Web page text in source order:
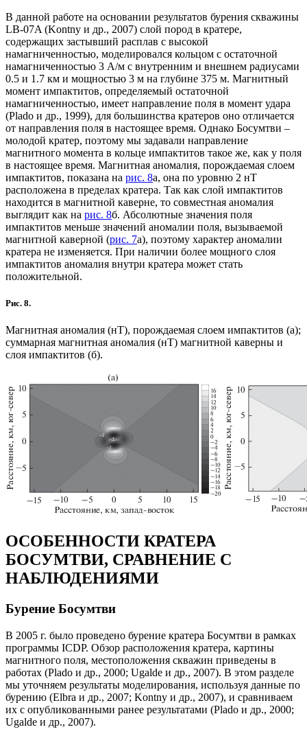
В данной работе на основании результатов бурения скважины
LB-07A (Kontny и др., 2007) слой пород в кратере,
содержащих застывший расплав с высокой
намагниченностью, моделировался кольцом с остаточной
намагниченностью 3 А/м с внутренним и внешнем радиусами
0.5 и 1.7 км и мощностью 3 м на глубине 375 м. Магнитный
момент импактитов, определяемый остаточной
намагниченностью, имеет направление поля в момент удара
(Plado и др., 1999), для большинства кратеров оно отличается
от направления поля в настоящее время. Однако Босумтви –
молодой кратер, поэтому мы задавали направление
магнитного момента в кольце импактитов такое же, как у поля
в настоящее время. Магнитная аномалия, порождаемая слоем
импактитов, показана на рис. 8а, она по уровню 2 нТ
расположена в пределах кратера. Так как слой импактитов
находится в магнитной каверне, то совместная аномалия
выглядит как на рис. 8б. Абсолютные значения поля
импактитов меньше значений аномалии поля, вызываемой
магнитной каверной (рис. 7а), поэтому характер аномалии
кратера не изменяется. При наличии более мощного слоя
импактитов аномалия внутри кратера может стать
положительной.
Рис. 8.
Магнитная аномалия (нТ), порождаемая слоем импактитов (а);
суммарная магнитная аномалия (нТ) магнитной каверны и
слоя импактитов (б).
ОСОБЕННОСТИ КРАТЕРА
БОСУМТВИ, СРАВНЕНИЕ С
НАБЛЮДЕНИЯМИ
Бурение Босумтви
В 2005 г. было проведено бурение кратера Босумтви в рамках
программы ICDP. Обзор расположения кратера, картины
магнитного поля, местоположения скважин приведены в
работах (Plado и др., 2000; Ugalde и др., 2007). В этом разделе
мы уточняем результаты моделирования, используя данные по
бурению (Elbra и др., 2007; Kontny и др., 2007), и сравниваем
их с опубликованными ранее результатами (Plado и др., 2000;
Ugalde и др., 2007).